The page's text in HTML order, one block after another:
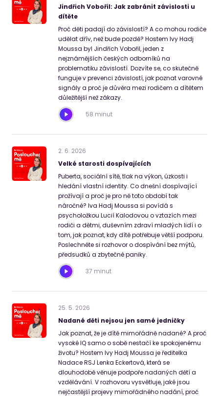
Jindřich Vobořil: Jak zabránit závislosti u
dítěte
Proč děti padají do závislostí? A co mohou rodiče
udělat dřív, než bude pozdě? Hostem Ivy Hadj
Moussa byl Jindřich Vobořil, jeden z
nejznámějších českých odborníků na
problematiku závislostí. Dozvíte se, co skutečně
funguje v prevenci závislostí, jak poznat varovné
signály a proč je důvěra mezi rodičem a dítětem
důležitější než zákazy.
58 minut
2. 6. 2026
Velké starosti dospívajících
Puberta, sociální sítě, tlak na výkon, úzkosti i
hledání vlastní identity. Co dnešní dospívající
prožívají a proč je pro ně toto období tak
náročné? Iva Hadj Moussa si povídá s
psycholožkou Lucií Kalodovou o vztazích mezi
rodiči a dětmi, duševním zdraví mladých lidí i o
tom, jak poznat, kdy dítě potřebuje větší podporu.
Poslechněte si rozhovor o dospívání bez mýtů,
předsudků a zbytečné paniky.
37 minut
25. 5. 2026
Nadané děti nejsou jen samé jedničky
Jak poznat, že je dítě mimořádně nadané? A proč
vysoké IQ samo o sobě nestačí ke spokojenému
životu? Hostem Ivy Hadj Moussa je ředitelka
Nadace RSJ Lenka Eckertová, která se
dlouhodobě věnuje podpoře nadaných dětí a
vzdělávání. V rozhovoru vysvětluje, jaké jsou
nejčastější projevy mimořádného nadání, proč